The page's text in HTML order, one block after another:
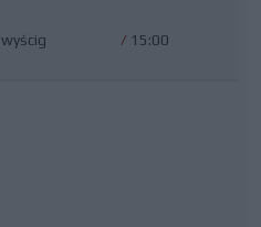
wyścig / 15:00